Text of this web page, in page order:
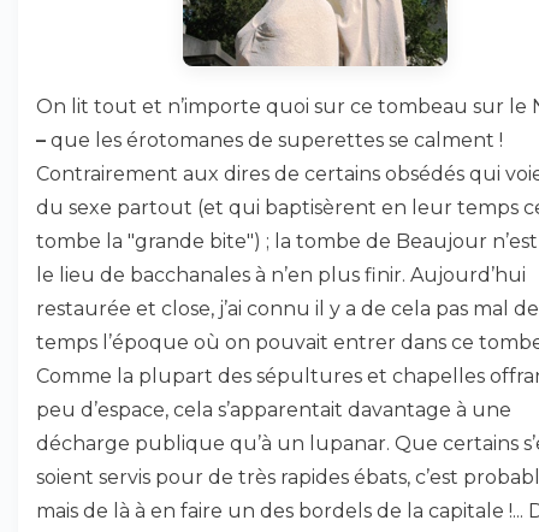
On lit tout et n’importe quoi sur ce tombeau sur le
– que les érotomanes de superettes se calment !
Contrairement aux dires de certains obsédés qui
du sexe partout (et qui baptisèrent en leur temps
tombe la "grande bite") ; la tombe de Beaujour n’est
le lieu de bacchanales à n’en plus finir. Aujourd’hui
restaurée et close, j’ai connu il y a de cela pas mal de
temps l’époque où on pouvait entrer dans ce
Comme la plupart des sépultures et chapelles
peu d’espace, cela s’apparentait davantage à une
décharge publique qu’à un lupanar. Que certains
soient servis pour de très rapides ébats, c’est
mais de là à en faire un des bordels de la capitale !...